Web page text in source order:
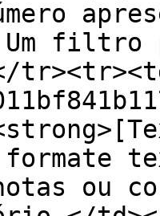
Um filtro
ou